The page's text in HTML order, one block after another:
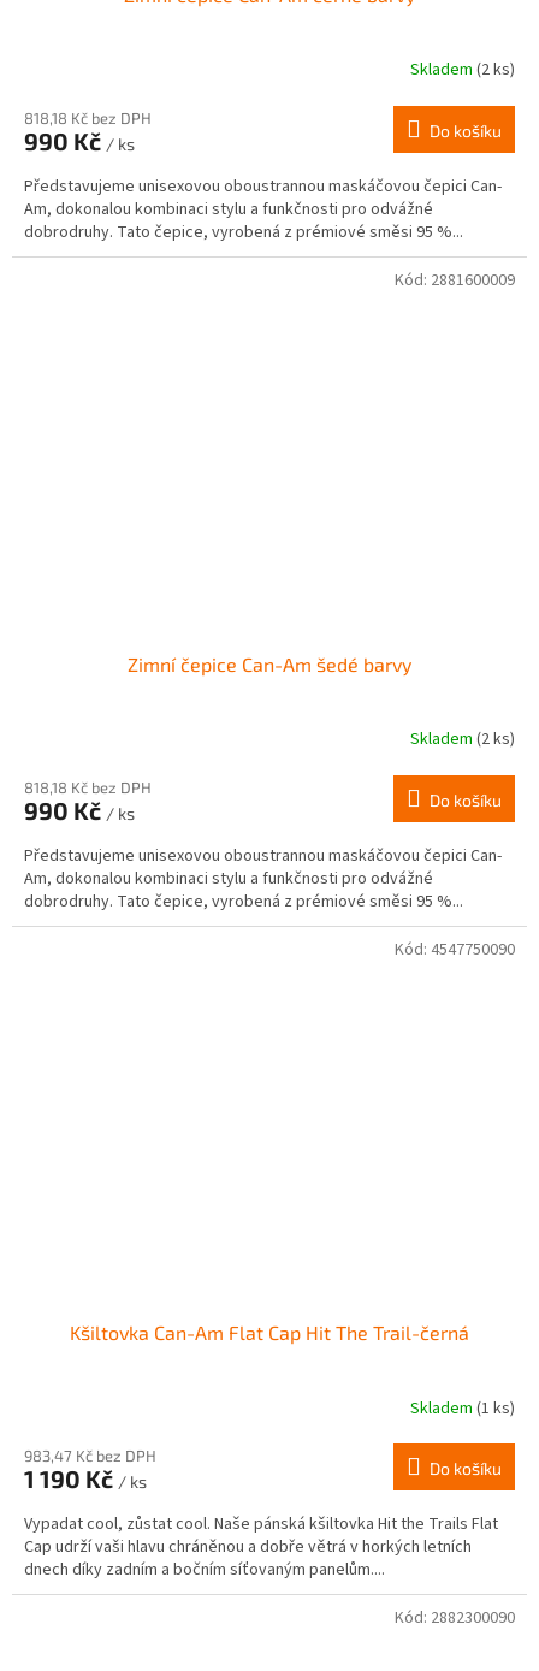
Skladem (2 ks)
818,18 Kč bez DPH
990 Kč / ks
Do košíku
Představujeme unisexovou oboustrannou maskáčovou čepici Can-
Am, dokonalou kombinaci stylu a funkčnosti pro odvážné
dobrodruhy. Tato čepice, vyrobená z prémiové směsi 95 %...
Zimní čepice Can-Am šedé barvy
Skladem (2 ks)
818,18 Kč bez DPH
990 Kč / ks
Do košíku
Představujeme unisexovou oboustrannou maskáčovou čepici Can-
Am, dokonalou kombinaci stylu a funkčnosti pro odvážné
dobrodruhy. Tato čepice, vyrobená z prémiové směsi 95 %...
Kód: 2881600009
Kšiltovka Can-Am Flat Cap Hit The Trail-černá
Skladem (1 ks)
983,47 Kč bez DPH
1 190 Kč / ks
Do košíku
Vypadat cool, zůstat cool. Naše pánská kšiltovka Hit the Trails Flat
Cap udrží vaši hlavu chráněnou a dobře větrá v horkých letních
dnech díky zadním a bočním síťovaným panelům....
Kód: 4547750090
Kód: 2882300090